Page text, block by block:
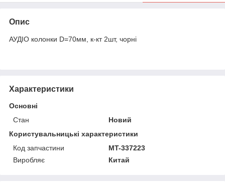
Опис
АУДІО колонки D=70мм, к-кт 2шт, чорні
Характеристики
Основні
Стан
Новий
Користувальницькі характеристики
Код запчастини
MT-337223
Виробляє
Китай